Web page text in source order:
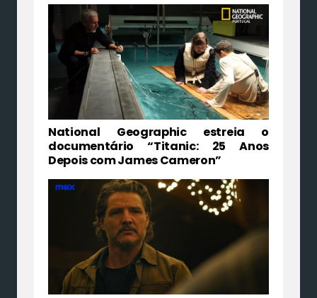
National Geographic estreia o
documentário “Titanic: 25 Anos
Depois com James Cameron”